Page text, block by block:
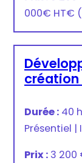
000€ HT€
création
Durée : 40
Présentiel |
Prix : 3 200